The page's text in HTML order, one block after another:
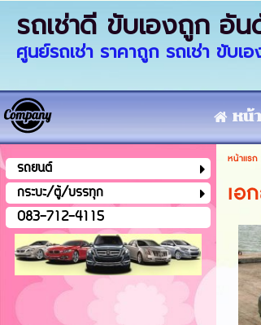
รถเช่าดี ขับเองถูก อั
ศูนย์รถเช่า ราคาถูก รถเช่า ขับ
หน้
รถยนต์
กระบะ/ตู้/บรรทุก
083-712-4115
หน้าแรก
เอ